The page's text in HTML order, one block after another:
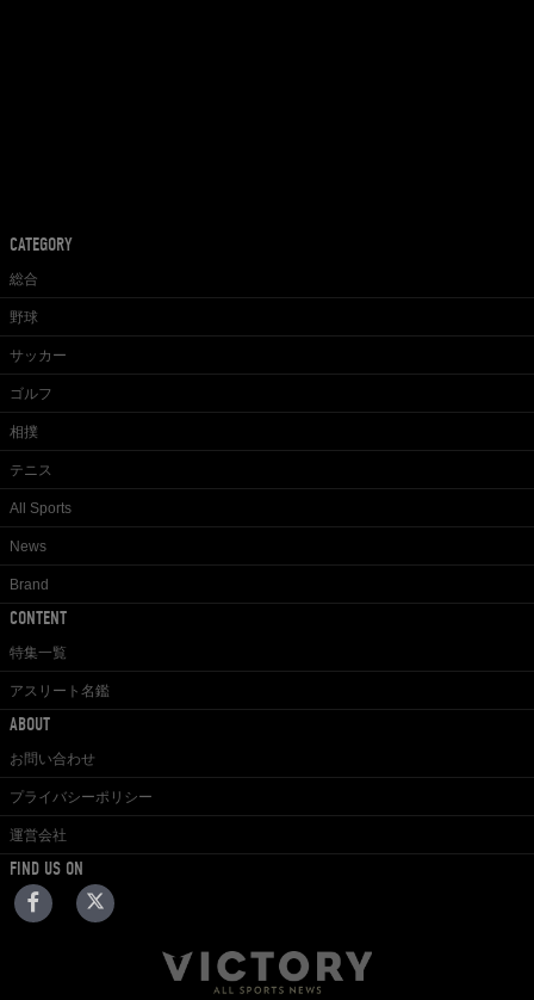
CATEGORY
総合
野球
サッカー
ゴルフ
相撲
テニス
All Sports
News
Brand
CONTENT
特集一覧
アスリート名鑑
ABOUT
お問い合わせ
プライバシーポリシー
運営会社
FIND US ON